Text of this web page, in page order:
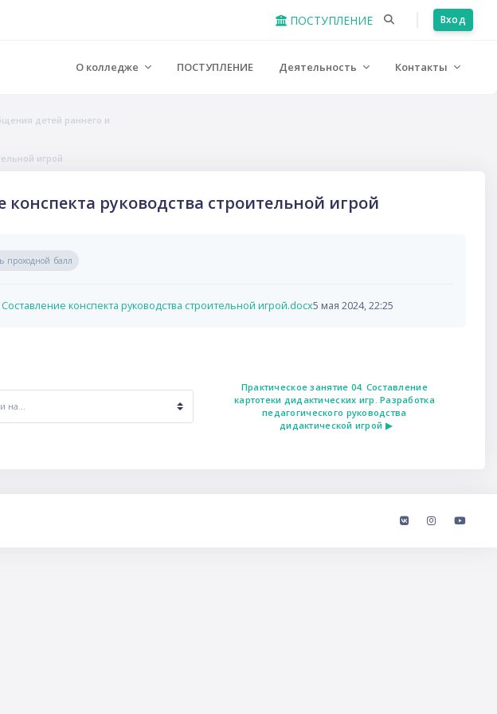
ПОСТУПЛЕНИЕ Вход
О колледже ПОСТУПЛЕНИЕ Деятельность Контакты
детей раннего и
игрой
конспекта руководства строительной игрой
проходной балл
конспекта руководства строительной игрой.docx5 мая 2024, 22:25
Практическое занятие 04. Составление
картотеки дидактических игр. Разработка
педагогического руководства
дидактической игрой ▶︎